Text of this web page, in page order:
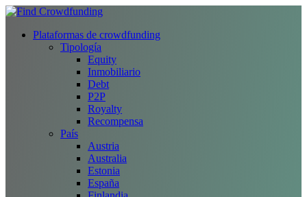
Plataformas de crowdfunding
Tipología
Equity
Inmobiliario
Debt
P2P
Royalty
Recompensa
País
Austria
Australia
Estonia
España